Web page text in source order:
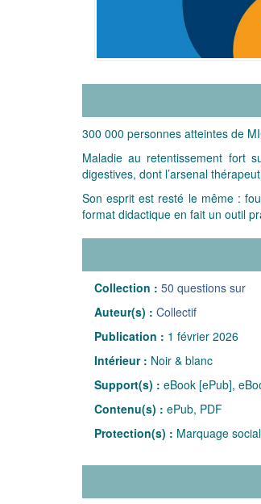
300 000 personnes atteintes de
Maladie au retentissement fort
digestives, dont l’arsenal
Son esprit est resté le même :
format didactique en fait un outil
Collection : 50 questions sur
Auteur(s) : Collectif
Publication : 1 février 2026
Intérieur : Noir & blanc
Support(s) : eBook [ePub],
Contenu(s) : ePub, PDF
Protection(s) : Marquage